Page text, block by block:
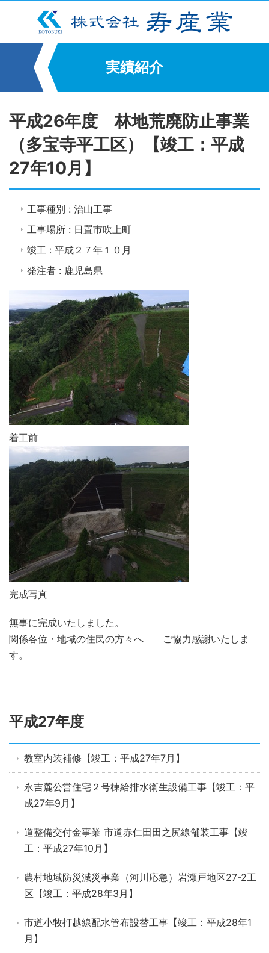
実績紹介
平成26年度 林地荒廃防止事業
（多宝寺平工区）【竣工：平成
27年10月】
工事種別 : 治山工事
工事場所 : 日置市吹上町
竣工 : 平成２７年１０月
発注者 : 鹿児島県
着工前
完成写真
無事に完成いたしました。
関係各位・地域の住民の方々へ ご協力感謝いたしま
す。
平成27年度
教室内装補修【竣工：平成27年7月】
永吉麓公営住宅２号棟給排水衛生設備工事【竣工：平
成27年9月】
道整備交付金事業 市道赤仁田田之尻線舗装工事【竣
工：平成27年10月】
農村地域防災減災事業（河川応急）岩瀬戸地区27-2工
区【竣工：平成28年3月】
市道小牧打越線配水管布設替工事【竣工：平成28年1
月】